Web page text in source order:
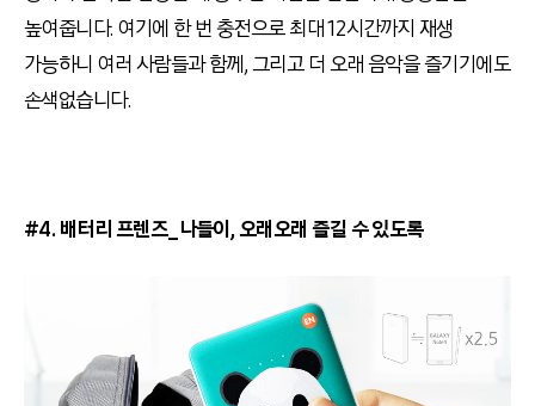
높여줍니다. 여기에 한 번 충전으로 최대 12시간까지 재생
가능하니 여러 사람들과 함께, 그리고 더 오래 음악을 즐기기에도
손색없습니다.
#4. 배터리 프렌즈_나들이, 오래오래 즐길 수 있도록